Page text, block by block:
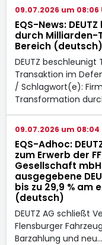
09.07.2026 um 08:06
EQS-News:
durch Milliarden-
Bereich (deutsch)
DEUTZ
Transaktion im
/ Schlagwort(e):
Transformation
09.07.2026 um 08:04
EQS-Adhoc:
zum Erwerb der
Gesellschaft
ausgegebene
bis zu 29,9 % am
(deutsch)
DEUTZ AG schließt
Flensburger
Barzahlung und neu…